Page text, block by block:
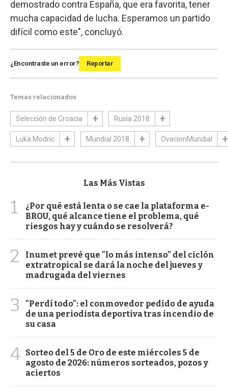
demostrado contra España, que era favorita, tener
mucha capacidad de lucha. Esperamos un partido
difícil como este", concluyó.
¿Encontraste un error? Reportar
Temas relacionados
Selección de Croacia Rusia 2018
Luka Modric Mundial 2018 OvacionMundial
Las Más Vistas
1
¿Por qué está lenta o se cae la plataforma e-
BROU, qué alcance tiene el problema, qué
riesgos hay y cuándo se resolverá?
2
Inumet prevé que "lo más intenso" del ciclón
extratropical se dará la noche del jueves y
madrugada del viernes
3
"Perdí todo": el conmovedor pedido de ayuda
de una periodista deportiva tras incendio de
su casa
4 Sorteo del 5 de Oro de este miércoles 5 de
agosto de 2026: números sorteados, pozos y
aciertos